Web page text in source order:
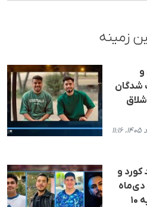
زمینه
و
شدگان
شهروند کورد و
دی‌ماه
از جمله یک کودک در مجموع به ۱۰